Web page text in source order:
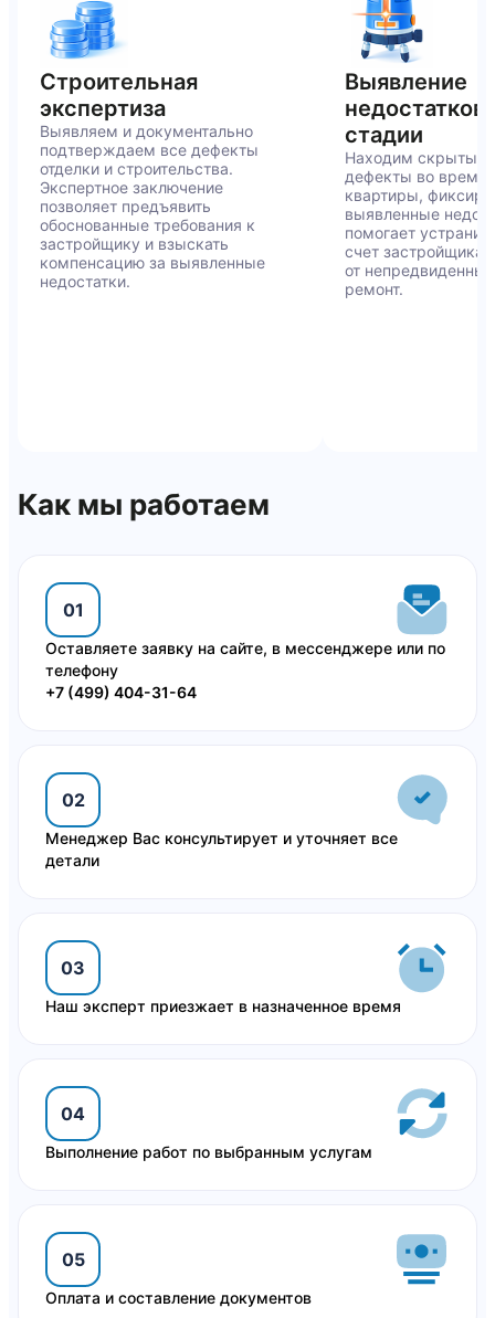
OFF
Строительная
экспертиза
Выявляем и документально
подтверждаем все дефекты
отделки и строительства.
Экспертное заключение
позволяет предъявить
обоснованные требования к
застройщику и взыскать
компенсацию за выявленные
недостатки.
Выявление
недостатков
стадии
Находим скрытые
дефекты во время
квартиры,
выявленные
помогает
счет застройщика
от
ремонт.
Как мы работаем
01
Оставляете заявку на сайте, в мессенджере или по
телефону
+7 (499) 404-31-64
02
Менеджер Вас консультирует и уточняет все
детали
03
Наш эксперт приезжает в назначенное время
04
Выполнение работ по выбранным услугам
05
Оплата и составление документов